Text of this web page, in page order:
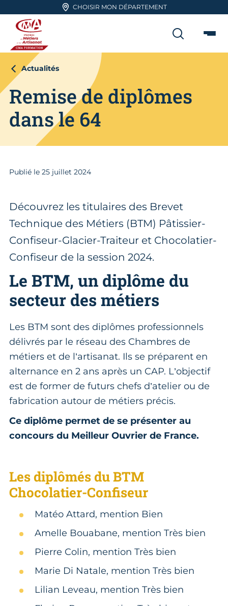
Aller en haut de pageCHOISIR MON DÉPARTEMENT
CMA FORMATION
Actualités
Remise de diplômes
dans le 64
Publié le 25 juillet 2024
Découvrez les titulaires des Brevet
Technique des Métiers (BTM) Pâtissier-
Confiseur-Glacier-Traiteur et Chocolatier-
Confiseur de la session 2024.
Le BTM, un diplôme du
secteur des métiers
Les BTM sont des diplômes professionnels
délivrés par le réseau des Chambres de
métiers et de l’artisanat. Ils se préparent en
alternance en 2 ans après un CAP. L’objectif
est de former de futurs chefs d’atelier ou de
fabrication autour de métiers précis.
Ce diplôme permet de se présenter au
concours du Meilleur Ouvrier de France.
Les diplômés du BTM
Chocolatier-Confiseur
Matéo Attard, mention Bien
Amelle Bouabane, mention Très bien
Pierre Colin, mention Très bien
Marie Di Natale, mention Très bien
Lilian Leveau, mention Très bien